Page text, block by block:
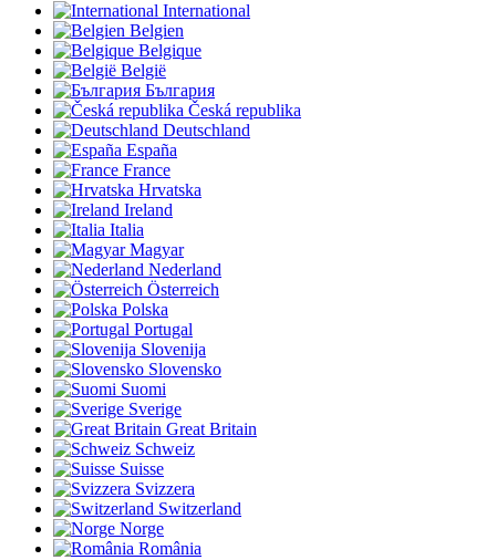
International
Belgien
Belgique
België
България
Česká republika
Deutschland
España
France
Hrvatska
Ireland
Italia
Magyar
Nederland
Österreich
Polska
Portugal
Slovenija
Slovensko
Suomi
Sverige
Great Britain
Schweiz
Suisse
Svizzera
Switzerland
Norge
România